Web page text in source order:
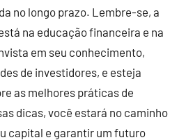
no longo prazo. Lembre-se, a
na educação financeira e na
em seu conhecimento,
de investidores, e esteja
as melhores práticas de
dicas, você estará no caminho
capital e garantir um futuro